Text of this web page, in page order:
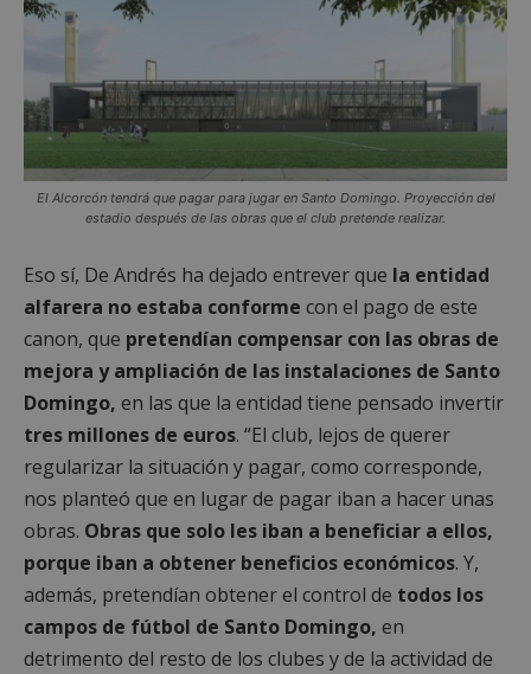
El Alcorcón tendrá que pagar para jugar en Santo Domingo. Proyección del
estadio después de las obras que el club pretende realizar.
Eso sí, De Andrés ha dejado entrever que la entidad
alfarera no estaba conforme con el pago de este
canon, que pretendían compensar con las obras de
mejora y ampliación de las instalaciones de Santo
Domingo, en las que la entidad tiene pensado invertir
tres millones de euros. “El club, lejos de querer
regularizar la situación y pagar, como corresponde,
nos planteó que en lugar de pagar iban a hacer unas
obras. Obras que solo les iban a beneficiar a ellos,
porque iban a obtener beneficios económicos. Y,
además, pretendían obtener el control de todos los
campos de fútbol de Santo Domingo, en
detrimento del resto de los clubes y de la actividad de